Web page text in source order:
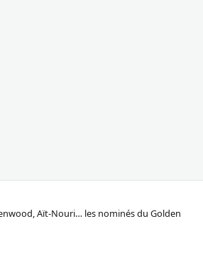
Aït-Nouri… les nominés du Golden